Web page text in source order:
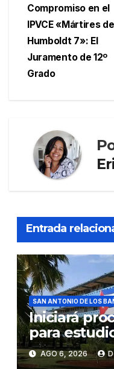
Compromiso en el
IPVCE «Mártires de
Humboldt 7»: El
Juramento de 12º
Grado
Entrada
SAN ANTONIO DE LOS
Iniciará
para
deAGO 6, 2026